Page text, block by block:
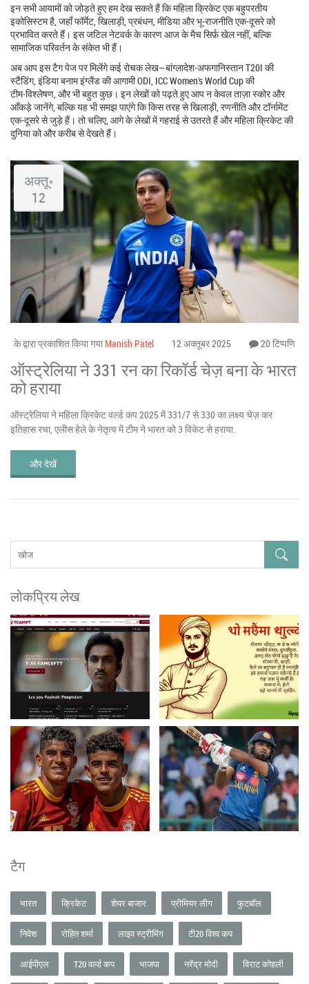
इन सभी आयामों को जोड़ते हुए हम देख सकते हैं कि महिला क्रिकेट एक बहुपरतीय
इकोसिस्टम है, जहाँ फॉर्मेट, खिलाड़ी, प्रबंधन, मीडिया और भू‑राजनीति एक-दूसरे को
प्रभावित करते हैं। इस जटिल नेटवर्क के कारण आज के मैच सिर्फ़ खेल नहीं, बल्कि
सामाजिक परिवर्तन के संकेत भी हैं।
अब आप इस टैग पेज पर मिलेंगे कई रोचक लेख—बांग्लादेश‑अफगानिस्तान T20I की
स्टैंडिंग, इंडिया बनाम इंग्लैंड की आगामी ODI, ICC Women's World Cup की
टीम‑विश्लेषण, और भी बहुत कुछ। इन लेखों को पढ़ते हुए आप न केवल ताज़ा स्कोर और
आँकड़े जानेंगे, बल्कि यह भी समझ पाएंगे कि किस तरह से खिलाड़ी, रणनीति और टॉर्नामेंट
एक-दूसरे से जुड़े हैं। तो चलिए, आगे के लेखों में गहराई से उतरते हैं और महिला क्रिकेट की
दुनिया को और करीब से देखते हैं।
अक्तू॰
12
के द्वारा प्रकाशित किया गया Manish Patel 12 अक्तूबर 2025 20 टिप्पणि
ऑस्ट्रेलिया ने 331 रन का रिकॉर्ड चेज़ बना के भारत
को हराया
ऑस्ट्रेलिया ने महिला क्रिकेट वर्ल्ड कप 2025 में 331/7 से 330 का लक्ष्य चेज़ कर
इतिहास रचा, एलीस हेले के नेतृत्व में टीम ने भारत को 3 विकेट से हराया.
और देखें
लोकप्रिय लेख
टैग
भारत क्रिकेट शेयर बाजार प्रीमियर लीग फुटबॉल
निवेश रोहित शर्मा लाइव स्ट्रीमिंग टी20 विश्व कप
आईपीएल T20 वर्ल्ड कप भाजपा नरेंद्र मोदी विराट कोहली